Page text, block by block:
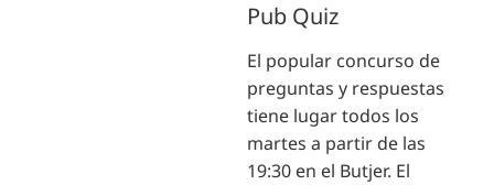
Pub Quiz
El popular concurso de
preguntas y respuestas
tiene lugar todos los
martes a partir de las
19:30 en el Butjer. El